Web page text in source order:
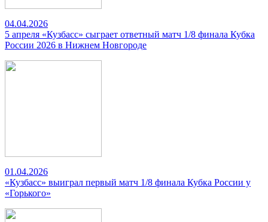
04.04.2026
5 апреля «Кузбасс» сыграет ответный матч 1/8 финала Кубка
России 2026 в Нижнем Новгороде
01.04.2026
«Кузбасс» выиграл первый матч 1/8 финала Кубка России у
«Горького»